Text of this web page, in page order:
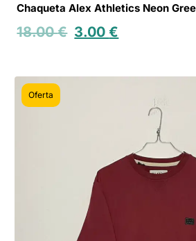
Chaqueta Alex Athletics Neon
18.00€ 3.00€
Oferta